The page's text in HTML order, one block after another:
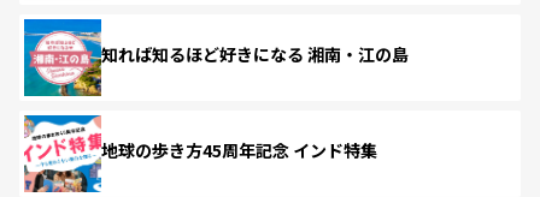
知れば知るほど好きになる 湘南・江の島
地球の歩き方45周年記念 インド特集